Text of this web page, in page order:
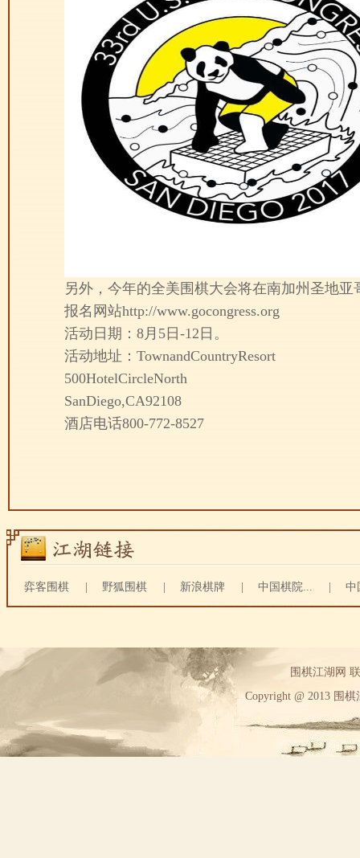
另外，今年的全美围棋大会将在南加州圣地
报名网站http://www.gocongress.org
活动日期：8月5日-12日。
活动地址：TownandCountryResort
500HotelCircleNorth
SanDiego,CA92108
酒店电话800-772-8527
弈客围棋 野狐围棋 新浪棋牌 中国棋院... 中
围棋江湖网
Copyright @ 2013 围